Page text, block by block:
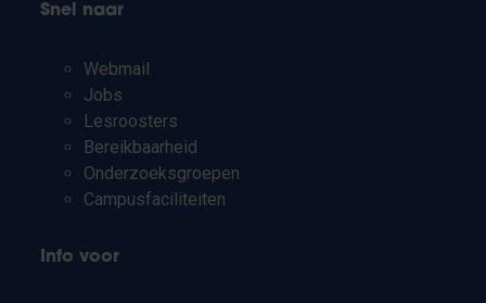
Snel naar
Webmail
Jobs
Lesroosters
Bereikbaarheid
Onderzoeksgroepen
Campusfaciliteiten
Info voor